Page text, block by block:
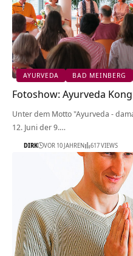
AYURVEDA BAD MEINBERG
Fotoshow: Ayurveda
Unter dem Motto "Ayurveda -
12. Juni der 9.…
DIRK VOR 10 JAHREN 617 VIEWS